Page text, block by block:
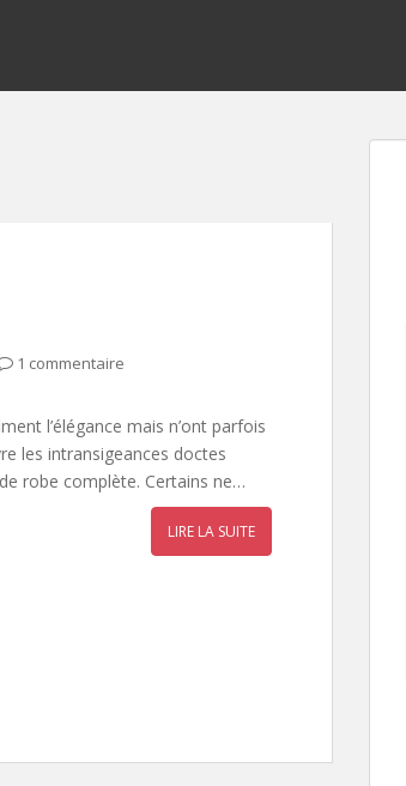
1 commentaire
l’élégance mais n’ont parfois
les intransigeances doctes
robe complète. Certains ne…
LIRE LA SUITE